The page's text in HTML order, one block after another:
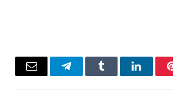
Pinterest
LinkedIn
Tumblr
Telegram
Email